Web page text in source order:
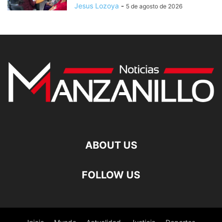
Jesus Lozoya - 5 de agosto de 2026
ABOUT US
FOLLOW US